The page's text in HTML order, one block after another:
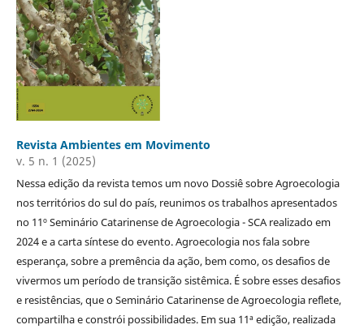
Revista Ambientes em Movimento
v. 5 n. 1 (2025)
Nessa edição da revista temos um novo Dossiê sobre Agroecologia
nos territórios do sul do país, reunimos os trabalhos apresentados
no 11º Seminário Catarinense de Agroecologia - SCA realizado em
2024 e a carta síntese do evento. Agroecologia nos fala sobre
esperança, sobre a premência da ação, bem como, os desafios de
vivermos um período de transição sistêmica. É sobre esses desafios
e resistências, que o Seminário Catarinense de Agroecologia reflete,
compartilha e constrói possibilidades. Em sua 11ª edição, realizada